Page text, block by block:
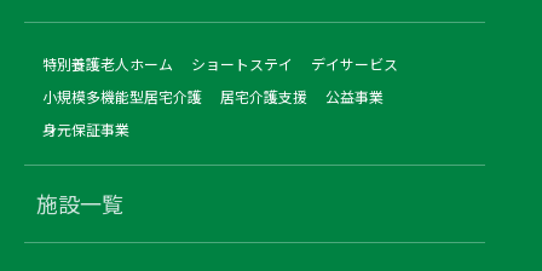
特別養護老人ホーム ショートステイ
デイサービス
小規模多機能型居宅介護
居宅介護支援
公益事業
身元保証事業
施設一覧